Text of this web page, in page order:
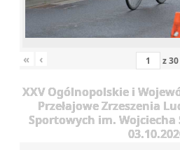
« ‹ z30
XXV Ogólnopolskie i
Przełajowe Zrzeszenia
Sportowych im. Wojciecha